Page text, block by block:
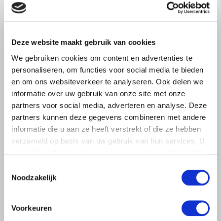
Deze website maakt gebruik van cookies
We gebruiken cookies om content en advertenties te
personaliseren, om functies voor social media te bieden
en om ons websiteverkeer te analyseren. Ook delen we
informatie over uw gebruik van onze site met onze
partners voor social media, adverteren en analyse. Deze
partners kunnen deze gegevens combineren met andere
informatie die u aan ze heeft verstrekt of die ze hebben
verzameld op basis van uw gebruik van hun services. U
Noodzakelijk
Voorkeuren
pluimveehouders
leden op om op vrijdagochtend 14 augustus massaal naar
het voorplein van het provinciehuis in Den Bosch te
komen…